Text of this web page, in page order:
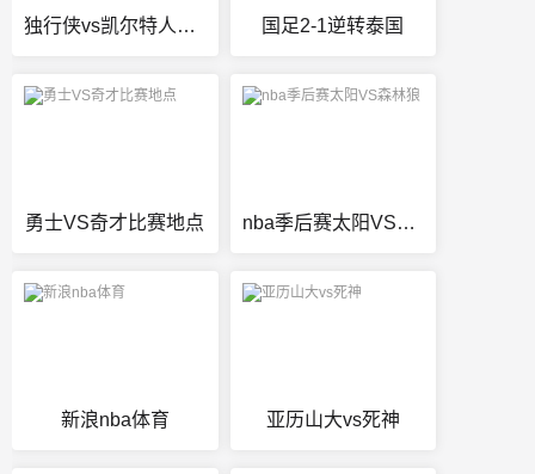
独行侠vs凯尔特人回放 国足2-1逆转泰国
勇士VS奇才比赛地点 nba季后赛太阳VS森林狼
新浪nba体育 亚历山大vs死神